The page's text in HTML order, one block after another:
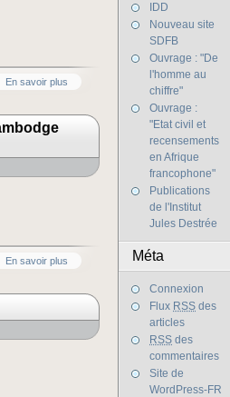
IDD
Nouveau site
SDFB
Ouvrage : "De
l'homme au
chiffre"
Ouvrage :
"Etat civil et
recensements
en Afrique
francophone"
Publications
de l'Institut
Jules Destrée
Méta
Connexion
Flux RSS des
articles
RSS des
commentaires
Site de
WordPress-FR
En savoir plus
En savoir plus